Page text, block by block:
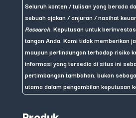
Seluruh konten / tulisan yang berada
sebuah ajakan / anjuran / nasihat
Research . Keputusan untuk
tangan Anda. Kami tidak memberikan
maupun perlindungan terhadap risiko
informasi yang tersedia di situs ini
pertimbangan tambahan, bukan
utama dalam pengambilan keputusan